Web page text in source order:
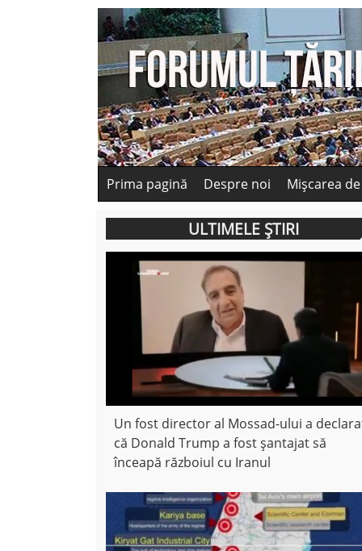
Prima pagină Despre noi Mișcarea
ULTIMELE ȘTIRI
Un fost director al Mossad-ului a
că Donald Trump a fost șantajat să
înceapă războiul cu Iranul